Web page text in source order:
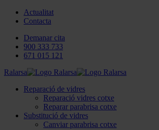
Actualitat
Contacta
Demanar cita
900 333 733
671 015 121
Ralarsa
Reparació de vidres
Reparació vidres cotxe
Reparar parabrisa cotxe
Substitució de vidres
Canviar parabrisa cotxe